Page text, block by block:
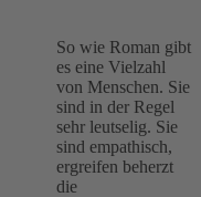
So wie Roman gibt
es eine Vielzahl
von Menschen. Sie
sind in der Regel
sehr leutselig. Sie
sind empathisch,
ergreifen beherzt
die